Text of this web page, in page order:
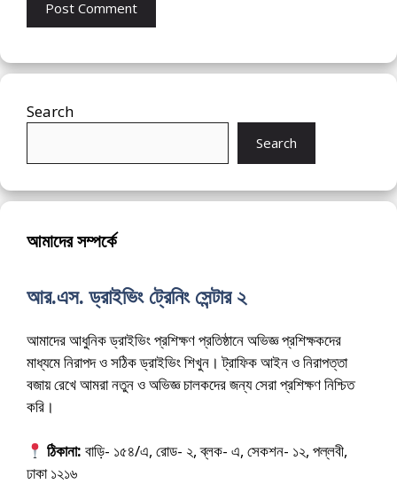
Search
Search
আমাদের সম্পর্কে
আর.এস. ড্রাইভিং ট্রেনিং সেন্টার ২
আমাদের আধুনিক ড্রাইভিং প্রশিক্ষণ প্রতিষ্ঠানে অভিজ্ঞ প্রশিক্ষকদের
মাধ্যমে নিরাপদ ও সঠিক ড্রাইভিং শিখুন। ট্রাফিক আইন ও নিরাপত্তা
বজায় রেখে আমরা নতুন ও অভিজ্ঞ চালকদের জন্য সেরা প্রশিক্ষণ নিশ্চিত
করি।
ঠিকানা: বাড়ি- ১৫৪/এ, রোড- ২, ব্লক- এ, সেকশন- ১২, পল্লবী,
ঢাকা ১২১৬